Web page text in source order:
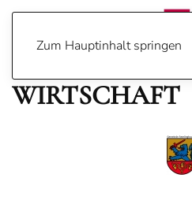
Zum Hauptinhalt springen
WIRTSCHAFT